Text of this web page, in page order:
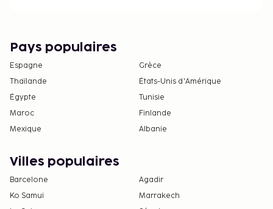
Pays populaires
Espagne
Grèce
Thaïlande
États-Unis d'Amérique
Égypte
Tunisie
Maroc
Finlande
Mexique
Albanie
Villes populaires
Barcelone
Agadir
Ko Samui
Marrakech